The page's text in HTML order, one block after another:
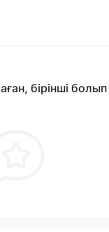
бірінші